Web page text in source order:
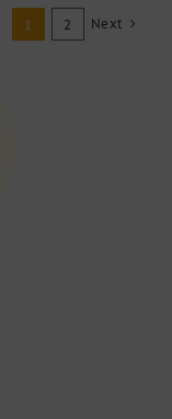
1 2 Next